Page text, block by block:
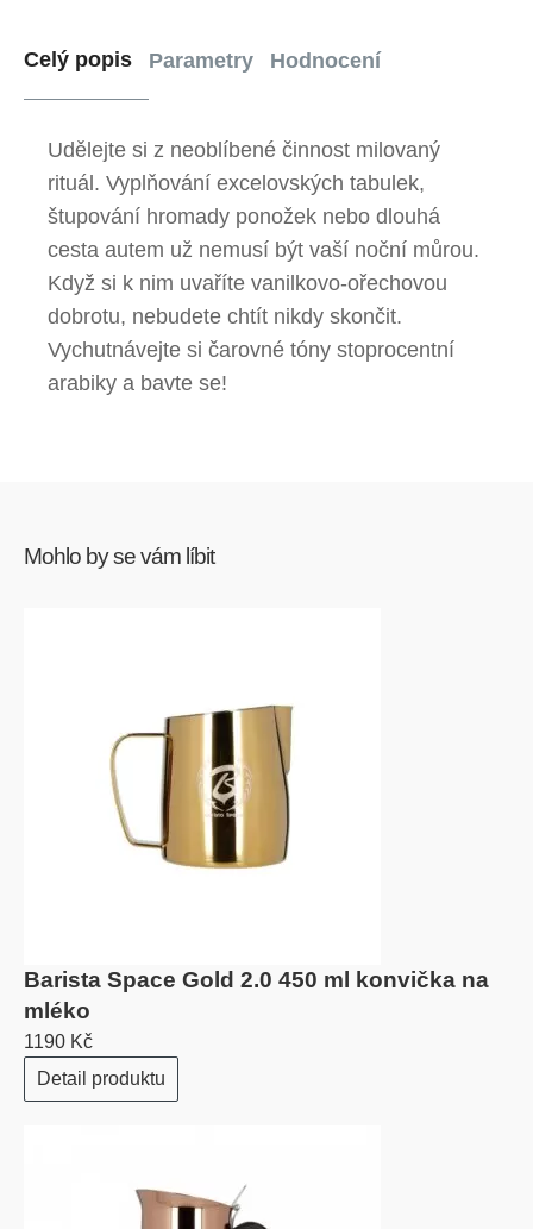
Celý popis Parametry Hodnocení
Udělejte si z neoblíbené činnost milovaný
rituál. Vyplňování excelovských tabulek,
štupování hromady ponožek nebo dlouhá
cesta autem už nemusí být vaší noční můrou.
Když si k nim uvaříte vanilkovo-ořechovou
dobrotu, nebudete chtít nikdy skončit.
Vychutnávejte si čarovné tóny stoprocentní
arabiky a bavte se!
Mohlo by se vám líbit
Barista Space Gold 2.0 450 ml konvička na
mléko
1190 Kč
Detail produktu